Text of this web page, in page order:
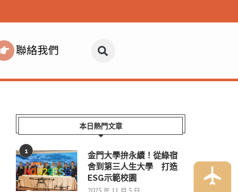
聯絡我們
本日熱門文章
1
金門大學拚永續！從綠宿
舍到第三人生大學 打造
ESG示範校園